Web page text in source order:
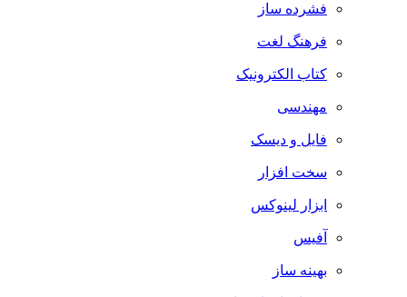
فشرده ساز
فرهنگ لغت
کتاب الکترونیک
مهندسی
فایل و دیسک
سخت افزار
ابزار لینوکس
آفیس
بهینه ساز